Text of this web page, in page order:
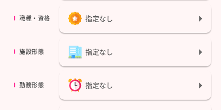
職種・資格 指定なし
施設形態 指定なし
勤務形態 指定なし